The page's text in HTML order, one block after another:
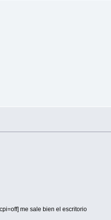
me sale bien el escritorio